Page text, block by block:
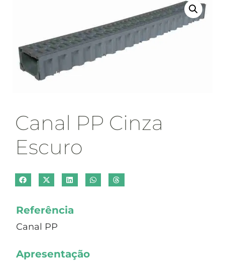
Canal PP Cinza
Escuro
Referência
Canal PP
Apresentação